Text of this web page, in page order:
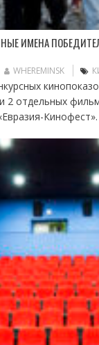
ИМЕНА
WHEREMINSK
2 отдельных